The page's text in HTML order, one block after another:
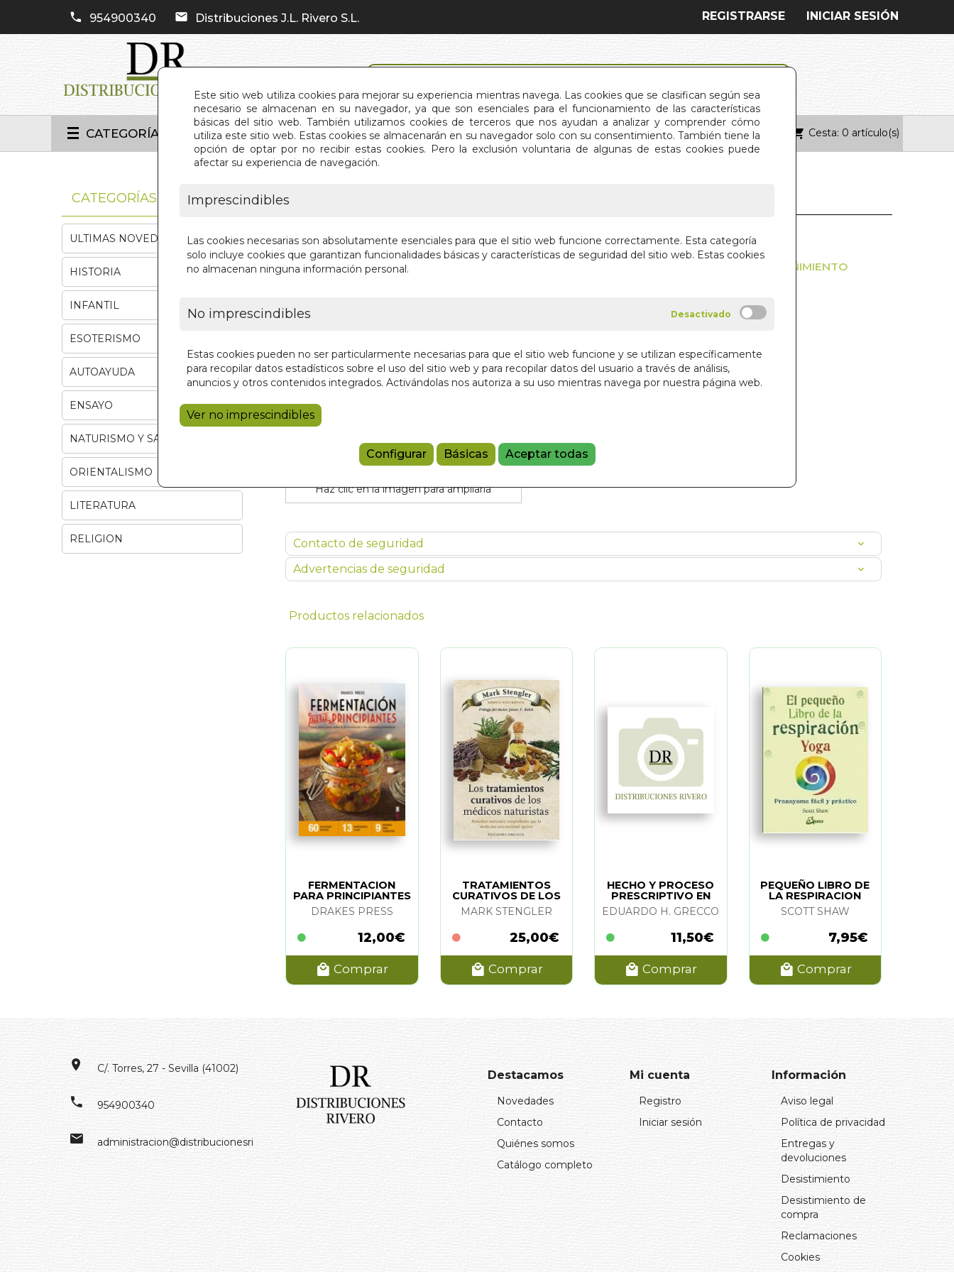
Este sitio web utiliza cookies para mejorar su experiencia mientras navega. Las cookies que se clasifican según sea
necesario se almacenan en su navegador, ya que son esenciales para el funcionamiento de las características
básicas del sitio web. También utilizamos cookies de terceros que nos ayudan a analizar y comprender cómo
utiliza este sitio web. Estas cookies se almacenarán en su navegador solo con su consentimiento. También tiene la
opción de optar por no recibir estas cookies. Pero la exclusión voluntaria de algunas de estas cookies puede
afectar su experiencia de navegación.
Imprescindibles
Las cookies necesarias son absolutamente esenciales para que el sitio web funcione correctamente. Esta categoría
solo incluye cookies que garantizan funcionalidades básicas y características de seguridad del sitio web. Estas cookies
no almacenan ninguna información personal.
No imprescindibles
Estas cookies pueden no ser particularmente necesarias para que el sitio web funcione y se utilizan específicamente
para recopilar datos estadísticos sobre el uso del sitio web y para recopilar datos del usuario a través de análisis,
anuncios y otros contenidos integrados. Activándolas nos autoriza a su uso mientras navega por nuestra página web.
Ver no imprescindibles
Configurar Básicas Aceptar todas
954900340 Distribuciones J.L. Rivero S.L. INICIAR SESIÓN
REGISTRARSE
CATEGORÍAS INICIO QUIÉNES SOMOS CONTACTO Cesta: 0 artículo(s)
Haz clic en la imagen para ampliarla
COMO UN RELOJ
SOLUCIONES NATURALES PARA EL ESTREÑIMIENTO
12,90 €
Añadir a la cesta
Contacto de seguridad
Advertencias de seguridad
Productos relacionados
FERMENTACION
PARA PRINCIPIANTES
DRAKES PRESS
12,00€
Comprar
TRATAMIENTOS
CURATIVOS DE LOS
MEDICOS
NATURISTAS. LOS
MARK STENGLER
25,00€
Comprar
HECHO Y PROCESO
PRESCRIPTIVO EN
TERAPIA FLORAL
EDUARDO H. GRECCO
11,50€
Comprar
PEQUEÑO LIBRO DE
LA RESPIRACION
YOGA. EL
SCOTT SHAW
7,95€
Comprar
CATEGORÍAS
ULTIMAS NOVEDADES
HISTORIA
INFANTIL
ESOTERISMO
AUTOAYUDA
ENSAYO
NATURISMO Y SALUD
ORIENTALISMO
LITERATURA
RELIGION
C/. Torres, 27 - Sevilla (41002)
954900340
administracion@distribucionesrivero.es
Destacamos
Novedades
Contacto
Quiénes somos
Catálogo completo
Mi cuenta
Registro
Iniciar sesión
Información
Aviso legal
Política de privacidad
Entregas y
devoluciones
Desistimiento
Desistimiento de
compra
Reclamaciones
Cookies